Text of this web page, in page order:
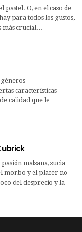
pastel. O, en el caso de
para todos los gustos,
más crucial…
características
calidad que le
malsana, sucia,
morbo y el placer no
del desprecio y la